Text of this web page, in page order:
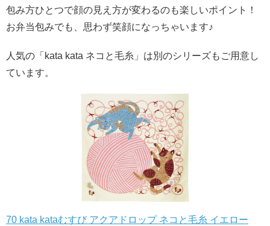
包み方ひとつで顔の見え方が変わるのも楽しいポイント！
お弁当包みでも、思わず笑顔になっちゃいます♪
人気の「kata kata ネコと毛糸」は別のシリーズもご用意し
ています。
70 kata kataむすび アクアドロップ ネコと毛糸 イエロー